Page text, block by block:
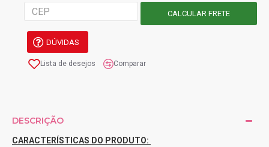
DÚVIDAS
Lista de desejos Comparar
DESCRIÇÃO
CARACTERÍSTICAS DO PRODUTO: